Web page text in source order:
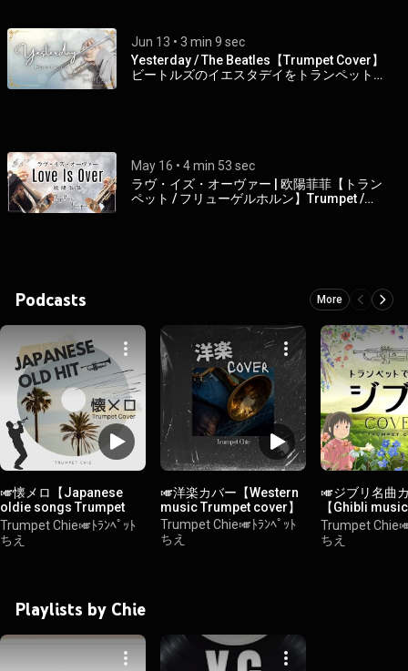
Jun 13 • 3 min 9 sec
Yesterday / The Beatles【Trumpet Cover】
ビートルズのイエスタデイをトランペットで
May 16 • 4 min 53 sec
ラヴ・イズ・オーヴァー | 欧陽菲菲【トラン
ペット / フリューゲルホルン】Trumpet /
Podcasts More
🎺懐メロ【Japanese
oldie songs Trumpet
cover】
Trumpet Chie🎺ﾄﾗﾝﾍﾟｯﾄ
ちえ
🎺洋楽カバー【Western
music Trumpet cover】
Trumpet Chie🎺ﾄﾗﾝﾍﾟｯﾄ
ちえ
🎺ジブリ名曲
【Ghibli
cover】
Trumpet
ちえ
Playlists by Chie